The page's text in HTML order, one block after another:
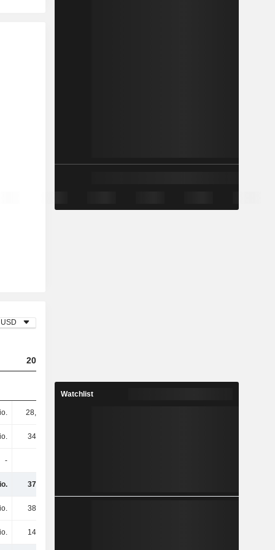
USD
2023
28,9 Mio.
345 Mio.
-
375 Mio.
381 Mio.
147 Mio.
Watchlist